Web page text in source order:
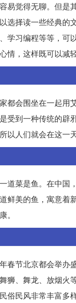
易觉得无聊。但
选择读一些经典
习编程等等，可
，这样既可以减
会围坐在一起用
受到一种传统的
人们就会在这一
菜是鱼。在中国
鲜美的鱼，寓意
。
节北京都会举办
、舞龙、放烟火
俗民风非常丰富